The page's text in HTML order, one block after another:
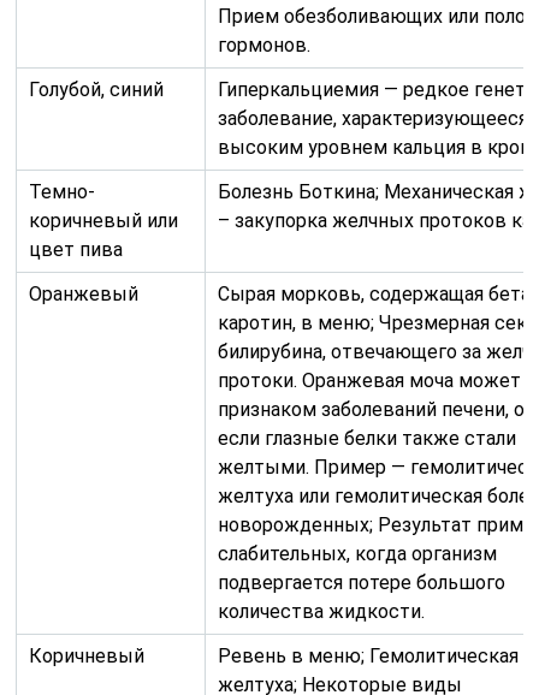
Прием обезболивающих или
гормонов.
Голубой, синий
Гиперкальциемия — редкое
заболевание, характеризующееся
высоким уровнем кальция в
Темно-
коричневый или
цвет пива
Болезнь Боткина; Механическая
– закупорка желчных протоков
Оранжевый
Сырая морковь, содержащая бета-
каротин, в меню; Чрезмерная
билирубина, отвечающего за
протоки. Оранжевая моча может
признаком заболеваний печени,
если глазные белки также стали
желтыми. Пример —
желтуха или гемолитическая
новорожденных; Результат
слабительных, когда организм
подвергается потере большого
количества жидкости.
Коричневый
Ревень в меню; Гемолитическая
желтуха; Некоторые виды